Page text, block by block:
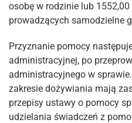
osobę w rodzinie lub
prowadzących samodzielne
Przyznanie pomocy
administracyjnej, po
administracyjnego w
zakresie dożywiania mają
przepisy ustawy o pomocy
udzielania świadczeń z